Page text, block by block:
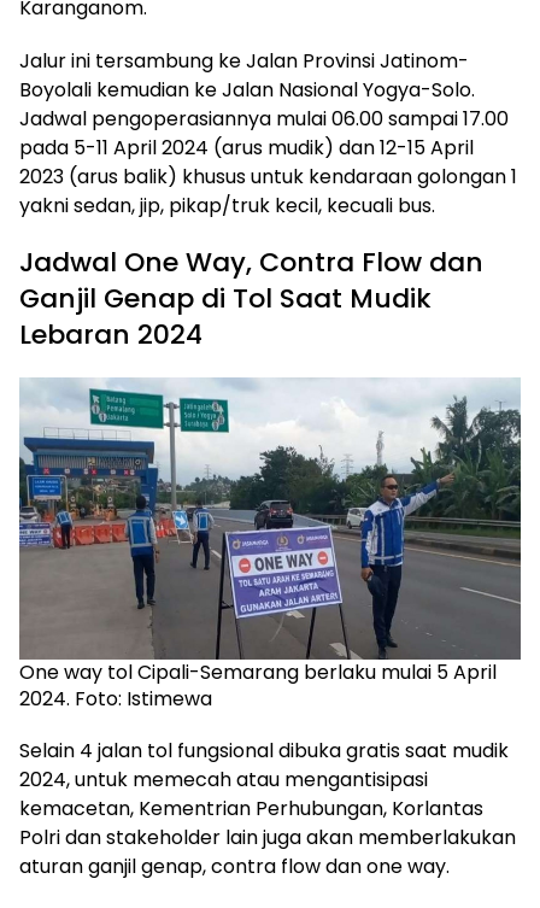
Karanganom.
Jalur ini tersambung ke Jalan Provinsi Jatinom-
Boyolali kemudian ke Jalan Nasional Yogya-Solo.
Jadwal pengoperasiannya mulai 06.00 sampai 17.00
pada 5-11 April 2024 (arus mudik) dan 12-15 April
2023 (arus balik) khusus untuk kendaraan golongan 1
yakni sedan, jip, pikap/truk kecil, kecuali bus.
Jadwal One Way, Contra Flow dan
Ganjil Genap di Tol Saat Mudik
Lebaran 2024
One way tol Cipali-Semarang berlaku mulai 5 April
2024. Foto: Istimewa
Selain 4 jalan tol fungsional dibuka gratis saat mudik
2024, untuk memecah atau mengantisipasi
kemacetan, Kementrian Perhubungan, Korlantas
Polri dan stakeholder lain juga akan memberlakukan
aturan ganjil genap, contra flow dan one way.